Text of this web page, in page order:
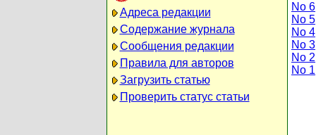
Адреса редакции
Содержание журнала
Сообщения редакции
Правила для авторов
Загрузить статью
Проверить статус статьи
No
No
No
No
No
No